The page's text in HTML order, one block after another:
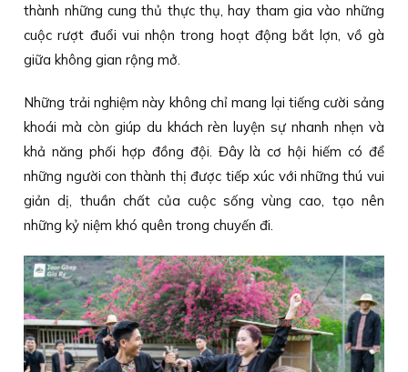
thành những cung thủ thực thụ, hay tham gia vào những
cuộc rượt đuổi vui nhộn trong hoạt động bắt lợn, vồ gà
giữa không gian rộng mở.
Những trải nghiệm này không chỉ mang lại tiếng cười sảng
khoái mà còn giúp du khách rèn luyện sự nhanh nhẹn và
khả năng phối hợp đồng đội. Đây là cơ hội hiếm có để
những người con thành thị được tiếp xúc với những thú vui
giản dị, thuần chất của cuộc sống vùng cao, tạo nên
những kỷ niệm khó quên trong chuyến đi.